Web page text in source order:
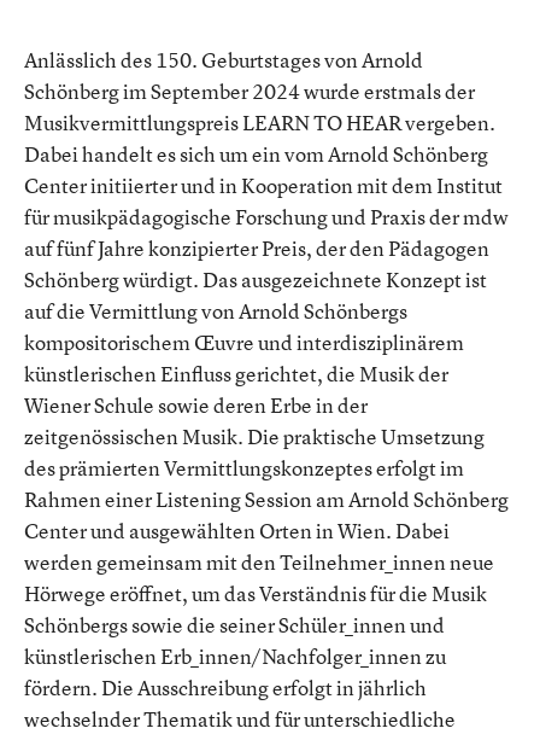
Anlässlich des 150. Geburtstages von Arnold
Schönberg im September 2024 wurde erstmals der
Musikvermittlungspreis LEARN TO HEAR vergeben.
Dabei handelt es sich um ein vom Arnold Schönberg
Center initiierter und in Kooperation mit dem Institut
für musikpädagogische Forschung und Praxis der mdw
auf fünf Jahre konzipierter Preis, der den Pädagogen
Schönberg würdigt. Das ausgezeichnete Konzept ist
auf die Vermittlung von Arnold Schönbergs
kompositorischem Œuvre und interdisziplinärem
künstlerischen Einfluss gerichtet, die Musik der
Wiener Schule sowie deren Erbe in der
zeitgenössischen Musik. Die praktische Umsetzung
des prämierten Vermittlungskonzeptes erfolgt im
Rahmen einer Listening Session am Arnold Schönberg
Center und ausgewählten Orten in Wien. Dabei
werden gemeinsam mit den Teilnehmer_innen neue
Hörwege eröffnet, um das Verständnis für die Musik
Schönbergs sowie die seiner Schüler_innen und
künstlerischen Erb_innen/Nachfolger_innen zu
fördern. Die Ausschreibung erfolgt in jährlich
wechselnder Thematik und für unterschiedliche